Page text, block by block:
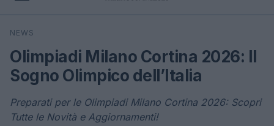
Cerca
NEWS
Olimpiadi Milano Cortina 2026: Il
Sogno Olimpico dell’Italia
Preparati per le Olimpiadi Milano Cortina 2026: Scopri
Tutte le Novità e Aggiornamenti!